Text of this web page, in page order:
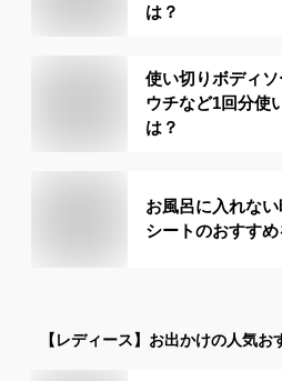
は？
使い切りボディ
ウチなど1回分使
は？
お風呂に入れな
シートのおすす
【レディース】 お出かけの人気お